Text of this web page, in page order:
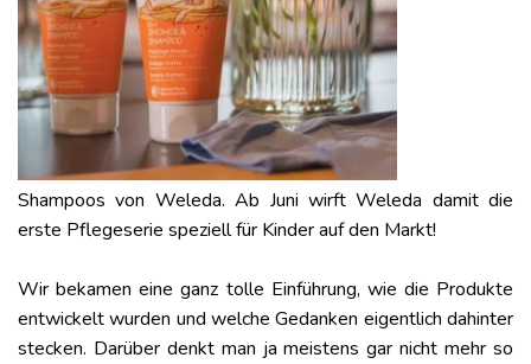
Shampoos von Weleda. Ab Juni wirft Weleda damit die
erste Pflegeserie speziell für Kinder auf den Markt!
Wir bekamen eine ganz tolle Einführung, wie die Produkte
entwickelt wurden und welche Gedanken eigentlich dahinter
stecken. Darüber denkt man ja meistens gar nicht mehr so